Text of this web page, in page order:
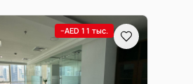
−AED 11 тыс.